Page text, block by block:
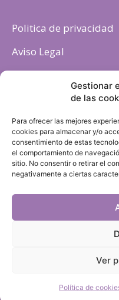
Gestionar
de las
Para ofrecer las mejores
cookies para almacenar y/o
consentimiento de estas
el comportamiento de
sitio. No consentir o retirar el
negativamente a ciertas
Ver
Política de
Politica de privacidad
Aviso Legal
Política de cookies